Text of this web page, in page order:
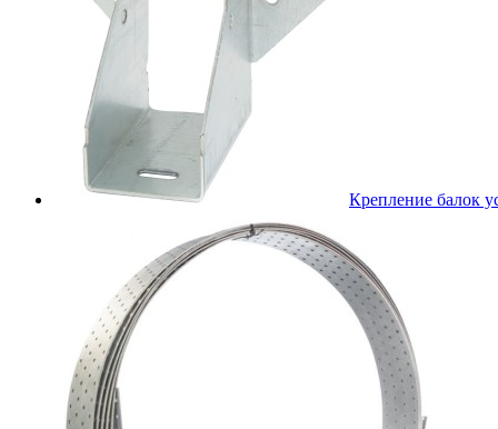
Крепление балок